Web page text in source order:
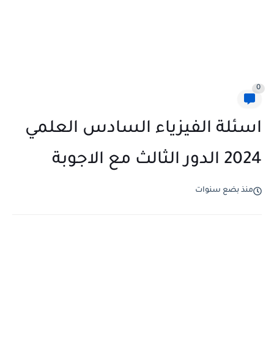
0
اسئلة الفيزياء السادس العلمي
2024 الدور الثالث مع الاجوبة
منذ بضع سنوات